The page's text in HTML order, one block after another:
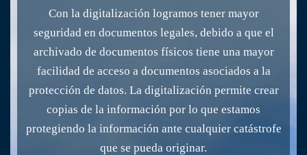
Con la digitalización logramos tener mayor
seguridad en documentos legales, debido a que el
archivado de documentos físicos tiene una mayor
facilidad de acceso a documentos asociados a la
protección de datos. La digitalización permite crear
copias de la información por lo que estamos
protegiendo la información ante cualquier catástrofe
que se pueda originar.